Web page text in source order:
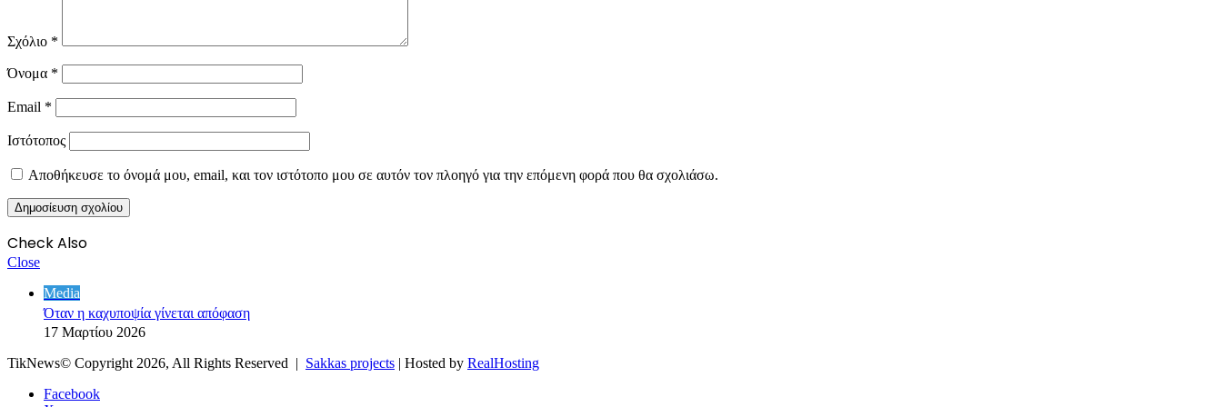
Σχόλιο *
Όνομα *
Email *
Ιστότοπος
Αποθήκευσε το όνομά μου, email, και τον ιστότοπο μου σε αυτόν τον πλοηγό για την επόμενη φορά που θα σχολιάσω.
Check Also
Close
Media
Όταν η καχυποψία γίνεται απόφαση
17 Μαρτίου 2026
TikNews© Copyright 2026, All Rights Reserved | Sakkas projects | Hosted by RealHosting
Facebook